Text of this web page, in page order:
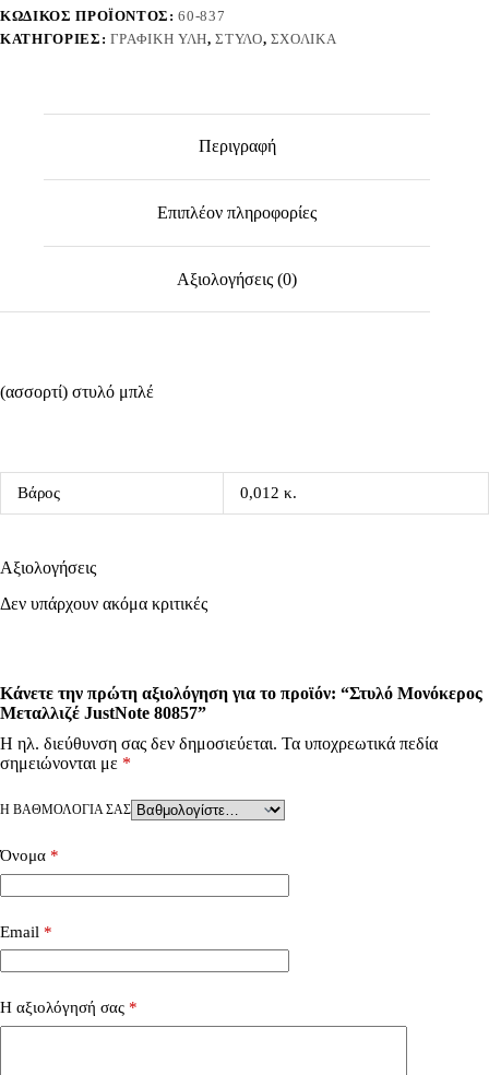
ΚΩΔΙΚΌΣ ΠΡΟΪΌΝΤΟΣ:60-837
ΚΑΤΗΓΟΡΊΕΣ: ΓΡΑΦΙΚΉ ΎΛΗ,ΣΤΥΛΌ, ΣΧΟΛΙΚΆ
Περιγραφή
Επιπλέον πληροφορίες
Αξιολογήσεις (0)
(ασσορτί) στυλό μπλέ
Βάρος 0,012 κ.
Αξιολογήσεις
Δεν υπάρχουν ακόμα κριτικές
Κάνετε την πρώτη αξιολόγηση για το προϊόν: “Στυλό Μονόκερος
Μεταλλιζέ JustNote 80857”
Η ηλ. διεύθυνση σας δεν δημοσιεύεται. Τα υποχρεωτικά πεδία
σημειώνονται με *
Η ΒΑΘΜΟΛΟΓΊΑ ΣΑΣ
Όνομα *
Email *
Η αξιολόγησή σας *